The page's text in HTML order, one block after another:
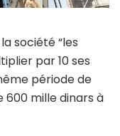
société “les
par 10 ses
période de
mille dinars à